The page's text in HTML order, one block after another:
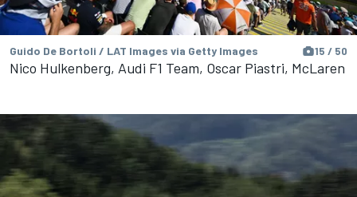
Guido De Bortoli / LAT Images via Getty Images 15 / 50
Nico Hulkenberg, Audi F1 Team, Oscar Piastri, McLaren